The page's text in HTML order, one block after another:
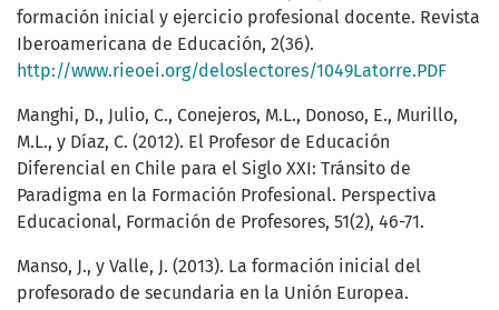
formación inicial y ejercicio profesional docente. Revista
Iberoamericana de Educación, 2(36).
http://www.rieoei.org/deloslectores/1049Latorre.PDF
Manghi, D., Julio, C., Conejeros, M.L., Donoso, E., Murillo,
M.L., y Díaz, C. (2012). El Profesor de Educación
Diferencial en Chile para el Siglo XXI: Tránsito de
Paradigma en la Formación Profesional. Perspectiva
Educacional, Formación de Profesores, 51(2), 46-71.
Manso, J., y Valle, J. (2013). La formación inicial del
profesorado de secundaria en la Unión Europea.